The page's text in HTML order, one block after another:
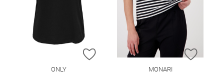
ZUR WUNSCHLISTE HINZUFÜGEN
ONLY
ZUR
MONARI